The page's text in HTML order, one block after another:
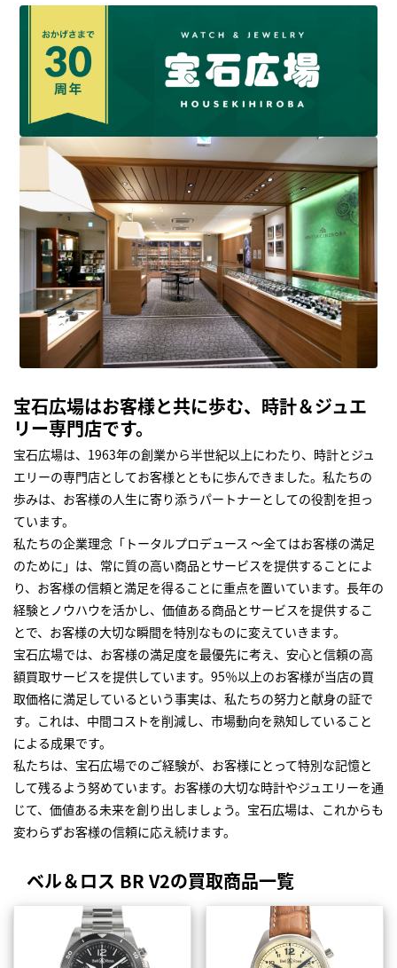
宝石広場はお客様と共に歩む、時計＆ジュエ
リー専門店です。
宝石広場は、1963年の創業から半世紀以上にわたり、時計とジュ
エリーの専門店としてお客様とともに歩んできました。私たちの
歩みは、お客様の人生に寄り添うパートナーとしての役割を担っ
ています。
私たちの企業理念「トータルプロデュース ～全てはお客様の満足
のために」は、常に質の高い商品とサービスを提供することによ
り、お客様の信頼と満足を得ることに重点を置いています。長年の
経験とノウハウを活かし、価値ある商品とサービスを提供するこ
とで、お客様の大切な瞬間を特別なものに変えていきます。
宝石広場では、お客様の満足度を最優先に考え、安心と信頼の高
額買取サービスを提供しています。95％以上のお客様が当店の買
取価格に満足しているという事実は、私たちの努力と献身の証で
す。これは、中間コストを削減し、市場動向を熟知していること
による成果です。
私たちは、宝石広場でのご経験が、お客様にとって特別な記憶と
して残るよう努めています。お客様の大切な時計やジュエリーを通
じて、価値ある未来を創り出しましょう。宝石広場は、これからも
変わらずお客様の信頼に応え続けます。
ベル＆ロス BR V2の買取商品一覧